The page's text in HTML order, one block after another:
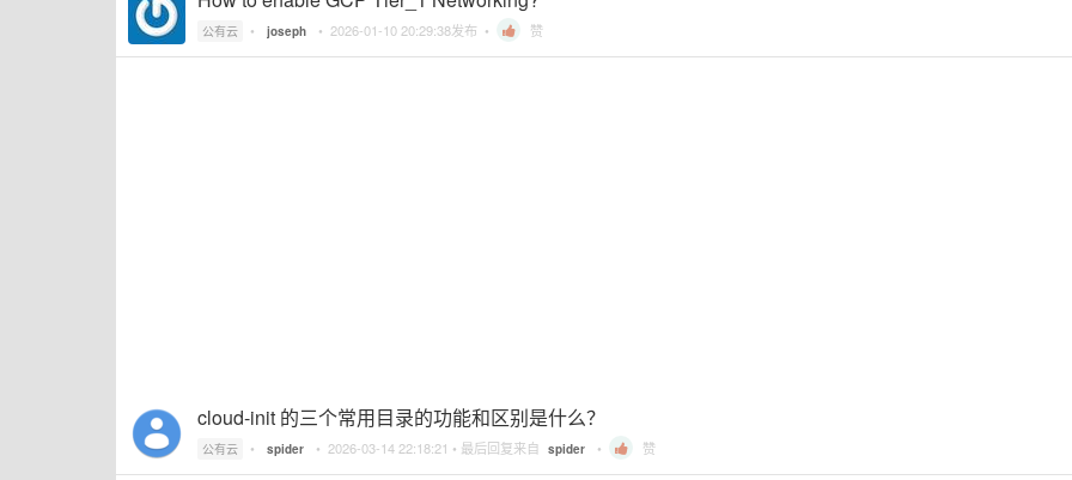
公有云 • joseph • 2026-01-10 20:29:38发布 • 赞
cloud-init 的三个常用目录的功能和区别是什么？
公有云 • spider • 2026-03-14 22:18:21 • 最后回复来自 spider • 赞